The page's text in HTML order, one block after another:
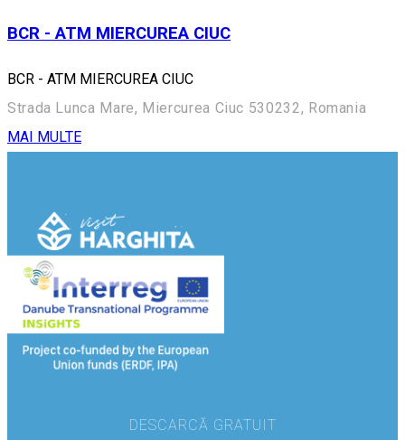
BCR - ATM MIERCUREA CIUC
BCR - ATM MIERCUREA CIUC
Strada Lunca Mare, Miercurea Ciuc 530232, Romania
MAI MULTE
DESCARCĂ GRATUIT